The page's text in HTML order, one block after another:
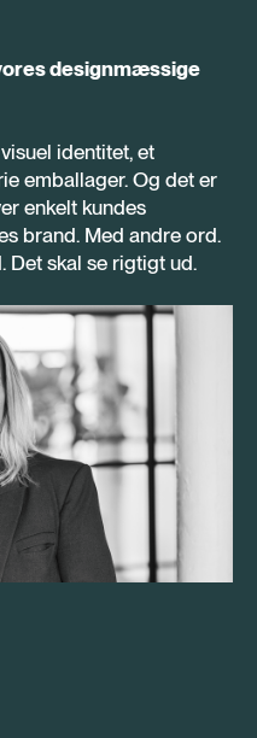
designmæssige
identitet, et
emballager. Og det er
enkelt kundes
brand. Med andre ord.
Det skal se rigtigt ud.